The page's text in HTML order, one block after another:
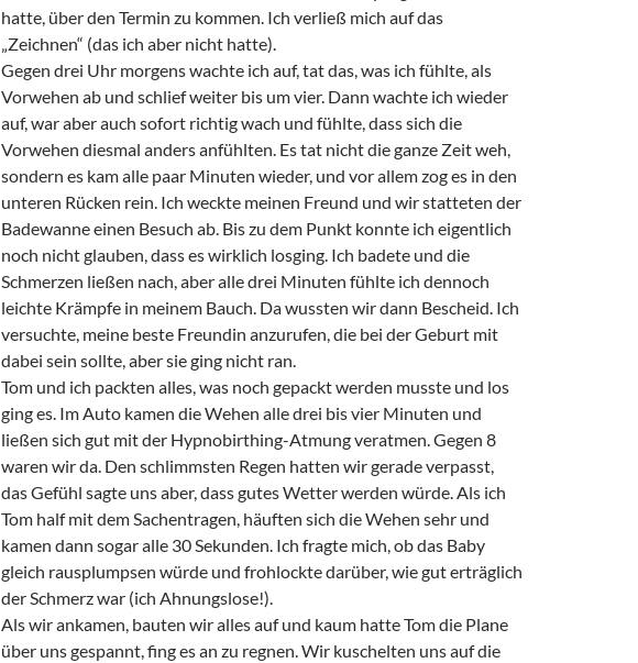
hatte, über den Termin zu kommen. Ich verließ mich auf das
„Zeichnen“ (das ich aber nicht hatte).
Gegen drei Uhr morgens wachte ich auf, tat das, was ich fühlte, als
Vorwehen ab und schlief weiter bis um vier. Dann wachte ich wieder
auf, war aber auch sofort richtig wach und fühlte, dass sich die
Vorwehen diesmal anders anfühlten. Es tat nicht die ganze Zeit weh,
sondern es kam alle paar Minuten wieder, und vor allem zog es in den
unteren Rücken rein. Ich weckte meinen Freund und wir statteten der
Badewanne einen Besuch ab. Bis zu dem Punkt konnte ich eigentlich
noch nicht glauben, dass es wirklich losging. Ich badete und die
Schmerzen ließen nach, aber alle drei Minuten fühlte ich dennoch
leichte Krämpfe in meinem Bauch. Da wussten wir dann Bescheid. Ich
versuchte, meine beste Freundin anzurufen, die bei der Geburt mit
dabei sein sollte, aber sie ging nicht ran.
Tom und ich packten alles, was noch gepackt werden musste und los
ging es. Im Auto kamen die Wehen alle drei bis vier Minuten und
ließen sich gut mit der Hypnobirthing-Atmung veratmen. Gegen 8
waren wir da. Den schlimmsten Regen hatten wir gerade verpasst,
das Gefühl sagte uns aber, dass gutes Wetter werden würde. Als ich
Tom half mit dem Sachentragen, häuften sich die Wehen sehr und
kamen dann sogar alle 30 Sekunden. Ich fragte mich, ob das Baby
gleich rausplumpsen würde und frohlockte darüber, wie gut erträglich
der Schmerz war (ich Ahnungslose!).
Als wir ankamen, bauten wir alles auf und kaum hatte Tom die Plane
über uns gespannt, fing es an zu regnen. Wir kuschelten uns auf die